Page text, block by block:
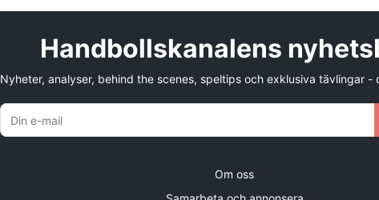
Handbollskanalens
Nyheter, analyser, behind the scenes, speltips och exklusiva tävlingar -
Om oss